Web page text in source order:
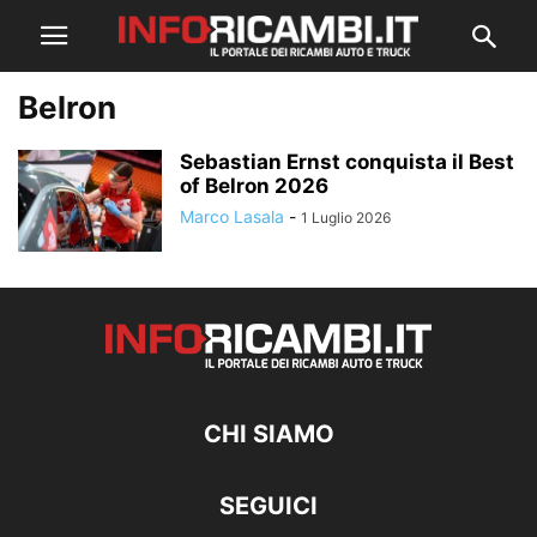
Belron
Sebastian Ernst conquista il Best
of Belron 2026
Marco Lasala - 1 Luglio 2026
CHI SIAMO
SEGUICI